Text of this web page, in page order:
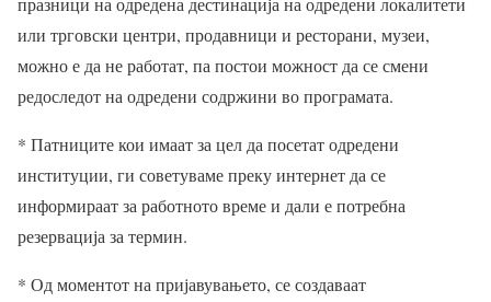
или трговски центри, продавници и ресторани, музеи,
можно е да не работат, па постои можност да се смени
редоследот на одредени содржини во програмата.
* Патниците кои имаат за цел да посетат одредени
институции, ги советуваме преку интернет да се
информираат за работното време и дали е потребна
резервација за термин.
* Од моментот на пријавувањето, се создаваат